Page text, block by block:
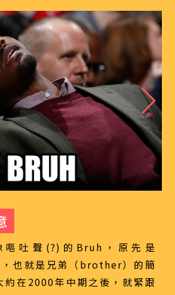
嘔吐聲(?)的Bruh，原先是
，也就是兄弟（brother）的簡
約在2000年中期之後，就緊跟